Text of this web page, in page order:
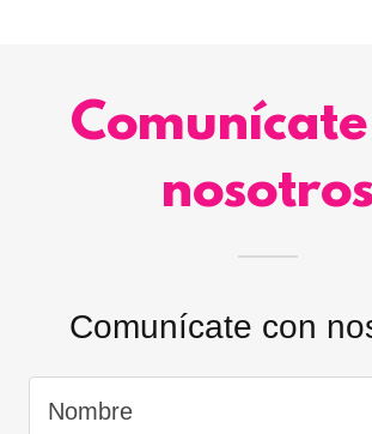
nosotros
Comunícate con
Nombre